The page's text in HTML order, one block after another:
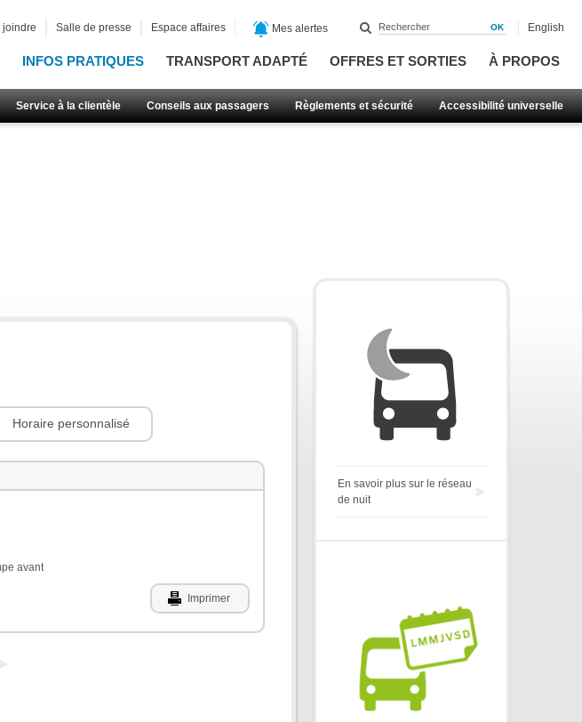
INFOS PRATIQUES TRANSPORT ADAPTÉ OFFRES ET SORTIES À PROPOS
Service à la clientèle Conseils aux passagers Règlements et sécurité Accessibilité universelle
joindre Salle de presse Espace affaires Mes alertes English
Horaire personnalisé
avant
Imprimer
En savoir plus sur le réseau
de nuit